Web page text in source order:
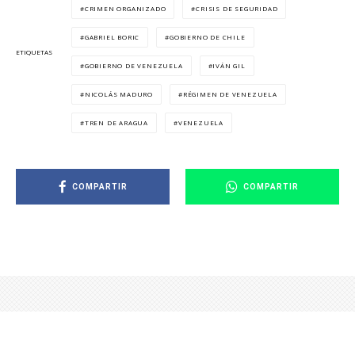
ETIQUETAS
CRIMEN ORGANIZADO CRISIS DE SEGURIDAD
GABRIEL BORIC GOBIERNO DE CHILE
GOBIERNO DE VENEZUELA IVÁN GIL
NICOLÁS MADURO RÉGIMEN DE VENEZUELA
TREN DE ARAGUA VENEZUELA
COMPARTIR COMPARTIR